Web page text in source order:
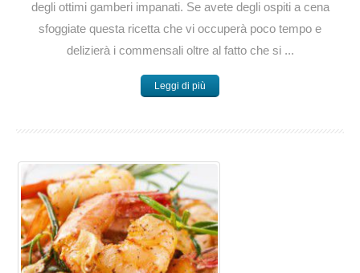
degli ottimi gamberi impanati. Se avete degli ospiti a cena
sfoggiate questa ricetta che vi occuperà poco tempo e
delizierà i commensali oltre al fatto che si ...
Leggi di più